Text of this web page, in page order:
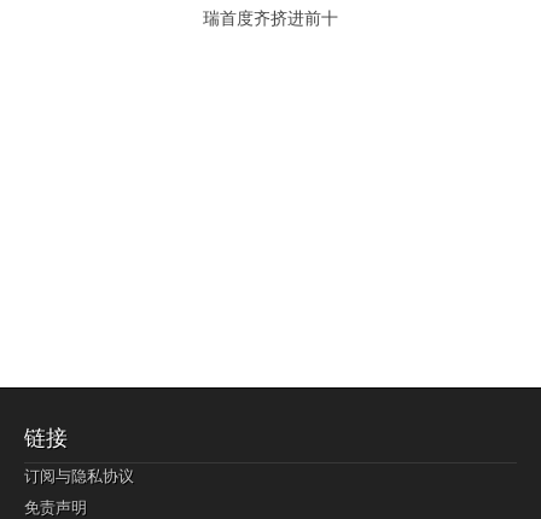
瑞首度齐挤进前十
链接
订阅与隐私协议
免责声明